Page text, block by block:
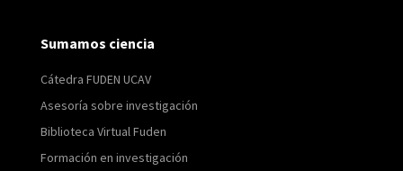
Sumamos ciencia
Cátedra FUDEN UCAV
Asesoría sobre investigación
Biblioteca Virtual Fuden
Formación en investigación